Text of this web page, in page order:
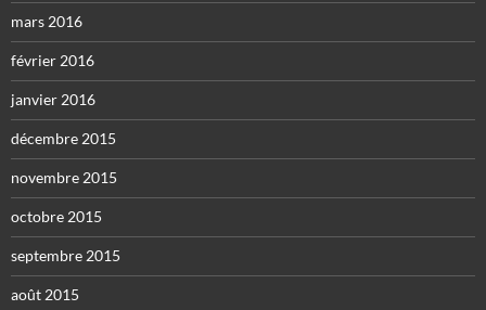
mars 2016
février 2016
janvier 2016
décembre 2015
novembre 2015
octobre 2015
septembre 2015
août 2015